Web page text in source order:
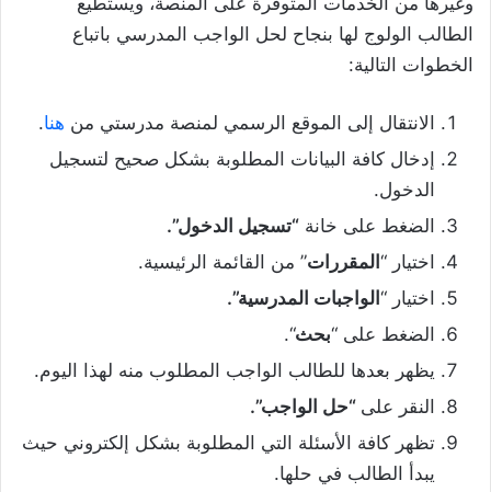
الطالب الولوج لها بنجاح لحل الواجب المدرسي باتباع
الخطوات التالية:
الانتقال إلى الموقع الرسمي لمنصة مدرستي من هنا.
إدخال كافة البيانات المطلوبة بشكل صحيح لتسجيل
الدخول.
الضغط على خانة “تسجيل الدخول”.
اختيار “المقررات” من القائمة الرئيسية.
اختيار “الواجبات المدرسية”.
الضغط على “بحث“.
يظهر بعدها للطالب الواجب المطلوب منه لهذا اليوم.
النقر على “حل الواجب”.
تظهر كافة الأسئلة التي المطلوبة بشكل إلكتروني حيث
يبدأ الطالب في حلها.